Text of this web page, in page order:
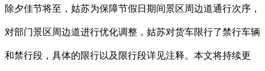
除夕佳节将至，姑苏为保障节假日期间景区周边道通行次序，
对部门景区周边道进行优化调整，姑苏对货车限行了禁行车辆
和禁行段，具体的限行以及限行段详见注释。本文将持续更